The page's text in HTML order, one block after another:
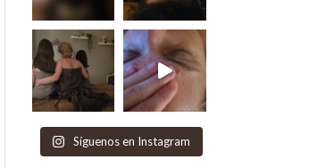
Síguenos en Instagram